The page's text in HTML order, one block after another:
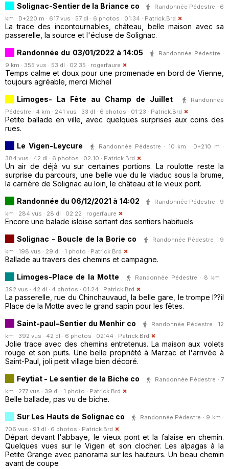
Solignac-Sentier de la Briance co
Randonnée Pédestre · 6
km · D+220 m · 617 vus · 57 dl · 6 photos · 01:34 · Patrick.Brd
La trace des incontournables, château, belle maison avec sa
passerelle, la source et l'écluse de Solignac.
Randonnée du 03/01/2022 à 14:05
Randonnée Pédestre ·
9 km · 355 vus · 53 dl · 02:35 · rogerfaure
Temps calme et doux pour une promenade en bord de Vienne,
toujours agréable, merci Michel
Limoges- La Fête au Champ de Juillet
Randonnée
Pédestre · 4 km · 241 vus · 33 dl · 6 photos · 01:23 · Patrick.Brd
Petite ballade en ville, avec quelques surprises aux coins des
rues.
Le Vigen-Leycure
Randonnée Pédestre · 10 km · D+210 m ·
384 vus · 42 dl · 6 photos · 02:10 · Patrick.Brd
Un air de déjà vu sur certaines portions. La roulotte reste la
surprise du parcours, une belle vue du le viaduc sous la brume,
la carrière de Solignac au loin, le château et le vieux pont.
Randonnée du 06/12/2021 à 14:02
Randonnée Pédestre · 9
km · 284 vus · 28 dl · 02:22 · rogerfaure
Encore une balade isloise sortant des sentiers habituels
Solignac - Boucle de la Borie co
Randonnée Pédestre · 9
km · 198 vus · 29 dl · 1 photo · Patrick.Brd
Ballade au travers des chemins et campagne.
Limoges-Place de la Motte
Randonnée Pédestre · 8 km ·
392 vus · 42 dl · 4 photos · 01:24 · Patrick.Brd
La passerelle, rue du Chinchauvaud, la belle gare, le trompe l??il
Place de la Motte avec le grand sapin pour les fêtes.
Saint-paul-Sentier du Menhir co
Randonnée Pédestre · 12
km · 392 vus · 42 dl · 6 photos · 02:44 · Patrick.Brd
Jolie trace avec des chemins entretenus. La maison aux volets
rouge et son puits. Une belle propriété à Marzac et l'arrivée à
Saint-Paul, joli petit village bien décoré.
Feytiat - Le sentier de la Biche co
Randonnée Pédestre · 7
km · 277 vus · 39 dl · 1 photo · Patrick.Brd
Belle ballade, pas vu de biche.
Sur Les Hauts de Solignac co
Randonnée Pédestre · 9 km ·
706 vus · 91 dl · 6 photos · Patrick.Brd
Départ devant l'abbaye, le vieux pont et la falaise en chemin.
Quelques vues sur le Vigen et son clocher. Les alpagas à la
Petite Grange avec panorama sur les hauteurs. Un beau chemin
avant de coupe